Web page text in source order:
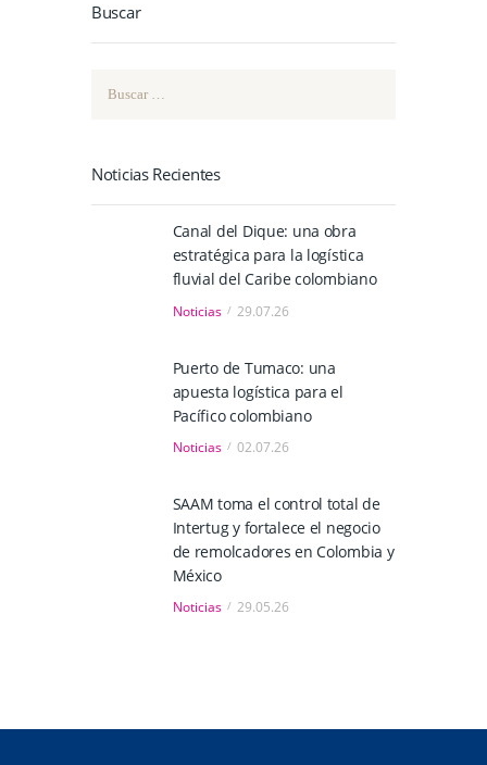
Buscar
Noticias Recientes
Canal del Dique: una obra
estratégica para la logística
fluvial del Caribe colombiano
Noticias 29.07.26
Puerto de Tumaco: una
apuesta logística para el
Pacífico colombiano
Noticias 02.07.26
SAAM toma el control total de
Intertug y fortalece el negocio
de remolcadores en Colombia y
México
Noticias 29.05.26